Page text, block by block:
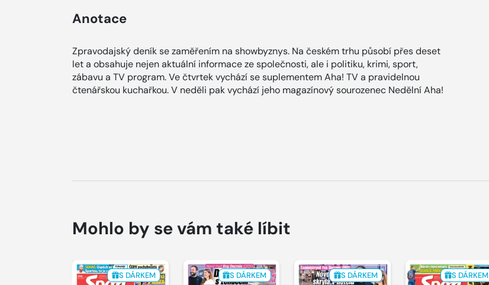
Anotace
Zpravodajský deník se zaměřením na showbyznys. Na českém trhu působí přes deset
let a obsahuje nejen aktuální informace ze společnosti, ale i politiku, krimi, sport,
zábavu a TV program. Ve čtvrtek vychází se suplementem Aha! TV a pravidelnou
čtenářskou kuchařkou. V neděli pak vychází jeho magazínový sourozenec Nedělní Aha!
Mohlo by se vám také líbit
S DÁRKEM S DÁRKEM S DÁRKEM S DÁRKEM